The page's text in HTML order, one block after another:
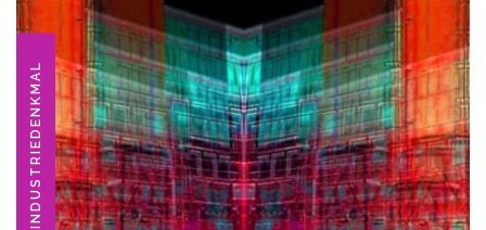
INDUSTRIEDENKMAL